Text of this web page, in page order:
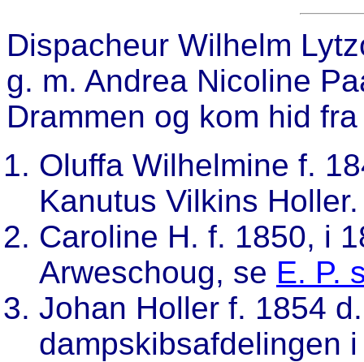
Dispacheur Wilhelm
g. m. Andrea Nicoline
Drammen og kom hid
Oluffa Wilhelmine f.
Kanutus Vilkins Holler.
Caroline H. f. 1850, i
Arweschoug, se E. P.
Johan Holler f. 1854
dampskibsafdelingen